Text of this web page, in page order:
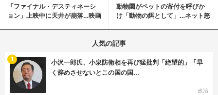
「ファイナル・デスティネーシ
ョン」上映中に天井が崩落…映画
動物園がペットの寄付を呼びか
け「動物の餌として」…ネット怒
人気の記事
小沢一郎氏、小泉防衛相を再び猛批判「絶望的」「早
く辞めさせないとこの国の国...
政治
1